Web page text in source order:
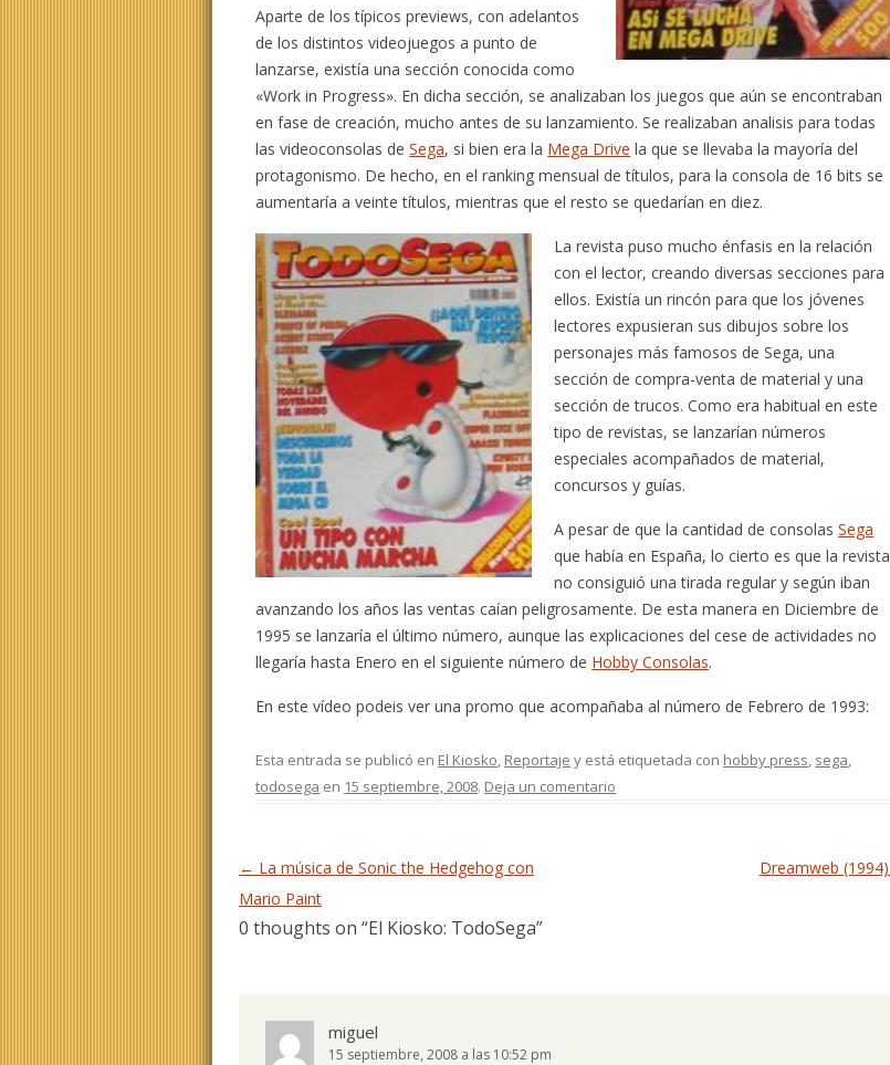
Aparte de los típicos previews, con adelantos
de los distintos videojuegos a punto de
lanzarse, existía una sección conocida como
«Work in Progress». En dicha sección, se analizaban los juegos que aún se encontraban
en fase de creación, mucho antes de su lanzamiento. Se realizaban analisis para todas
las videoconsolas deSega, si bien era la Mega Drive la que se llevaba la mayoría del
protagonismo. De hecho, en el ranking mensual de títulos, para la consola de 16 bits se
aumentaría a veinte títulos, mientras que el resto se quedarían en diez.
La revista puso mucho énfasis en la relación
con el lector, creando diversas secciones para
ellos. Existía un rincón para que los jóvenes
lectores expusieran sus dibujos sobre los
personajes más famosos de Sega, una
sección de compra-venta de material y una
sección de trucos. Como era habitual en este
tipo de revistas, se lanzarían números
especiales acompañados de material,
concursos y guías.
A pesar de que la cantidad de consolasSega
que había en España, lo cierto es que la revista
no consiguió una tirada regular y según iban
avanzando los años las ventas caían peligrosamente. De esta manera en Diciembre de
1995 se lanzaría el último número, aunque las explicaciones del cese de actividades no
llegaría hasta Enero en el siguiente número de Hobby Consolas.
En este vídeo podeis ver una promo que acompañaba al número de Febrero de 1993:
Esta entrada se publicó en El Kiosko, Reportaje y está etiquetada con hobby press, sega,
todosega en 15 septiembre, 2008. Deja un comentario
Navegación de entradas
← La música de Sonic the Hedgehog con
Mario Paint
Dreamweb (1994)
0 thoughts on “El Kiosko: TodoSega”
miguel
15 septiembre, 2008 a las 10:52 pm